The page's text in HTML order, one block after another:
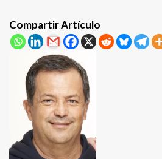
Compartir Artículo